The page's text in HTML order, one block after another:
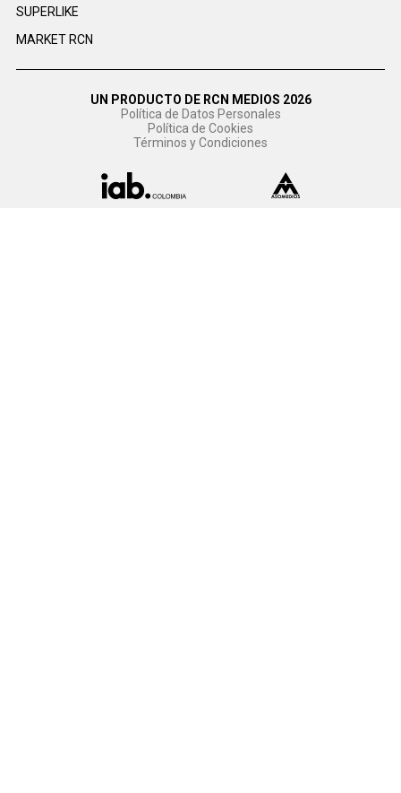
SUPERLIKE
MARKET RCN
UN PRODUCTO DE RCN MEDIOS 2026
Política de Datos Personales
Política de Cookies
Términos y Condiciones